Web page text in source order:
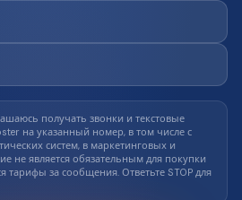
получать звонки и текстовые
на указанный номер, в том числе с
систем, в маркетинговых и
не является обязательным для покупки
тарифы за сообщения. Ответьте STOP для